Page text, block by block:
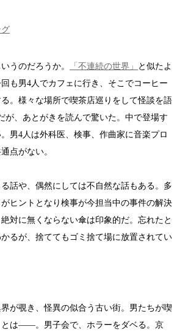
うのだろうか。 「不連続の世界」
と似たよ
も男4人でカフェに行き、そこでコーヒー
。様々な場所で喫茶店巡りをして怪談を語
が、あとがきを読んで驚いた。中で登場す
男4人は外科医、検事、作曲家に音楽プロ
点がない。
話や、偶然にしては不自然な話もある。多
ヒントとなり検事が今担当中の事件の解決
対に無くならない傘は印象的だ。忘れたと
るが、捨ててもゴミ捨て場に放置されてい
が覗き、怪異の似合う古い街。男たちが喫
とは――。男子会で、ホラーをダベる。京